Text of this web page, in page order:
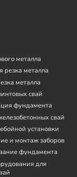
металла
резка металла
металла
свай
фундамента
свай
установки
и монтаж заборов
фундамента
для